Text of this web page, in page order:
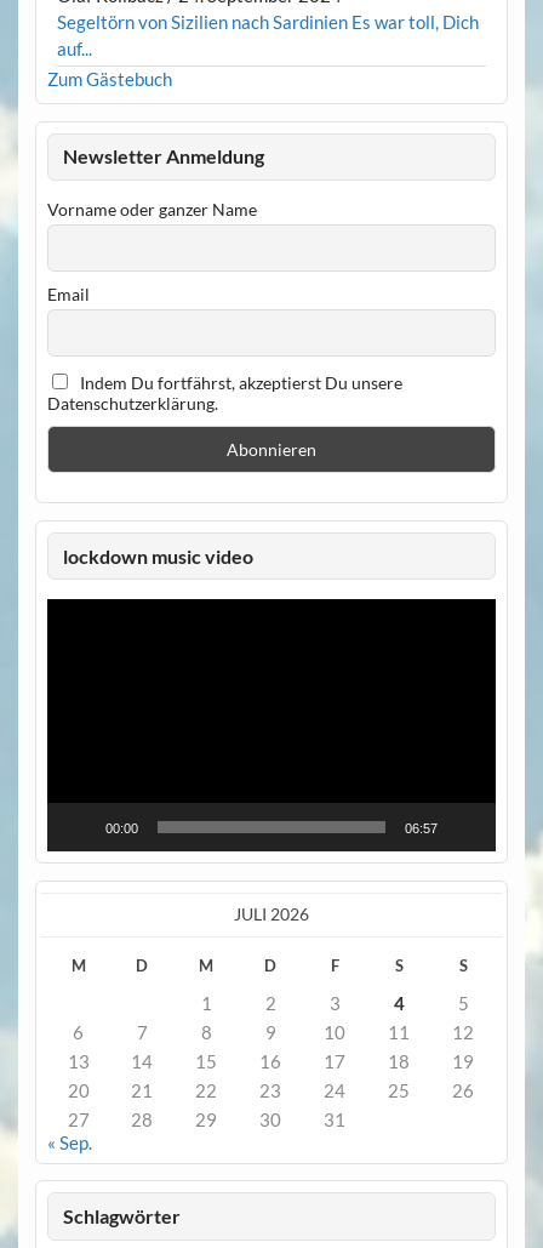
Segeltörn von Sizilien nach Sardinien Es war toll, Dich
auf...
Zum Gästebuch
Newsletter Anmeldung
Vorname oder ganzer Name
Email
Indem Du fortfährst, akzeptierst Du unsere
Datenschutzerklärung.
lockdown music video
Video-
00:00 06:57
JULI 2026
M D M D F S S
1 2 3 4
5
6
7 8 9 10 11
12
13
14 15 16 17 18
19
20
21 22 23 24 25
26
27
28 29 30
31
« Sep.
Schlagwörter